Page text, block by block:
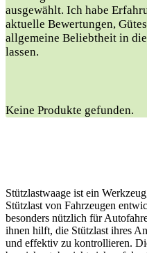
ausgewählt. Ich habe
aktuelle Bewertungen,
allgemeine Beliebtheit in
lassen.
Keine Produkte gefunden.
Stützlastwaage ist ein
Stützlast von Fahrzeugen
besonders nützlich für
ihnen hilft, die Stützlast ihres
und effektiv zu kontrollieren.